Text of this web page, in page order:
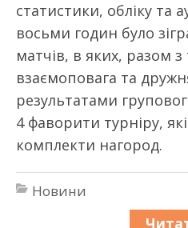
статистики, обліку та
восьми годин було
матчів, в яких, разом
взаємоповага та
результатами
4 фаворити турніру,
комплекти нагород.
Новини